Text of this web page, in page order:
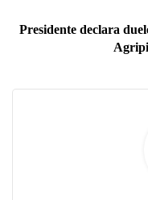
Presidente declara